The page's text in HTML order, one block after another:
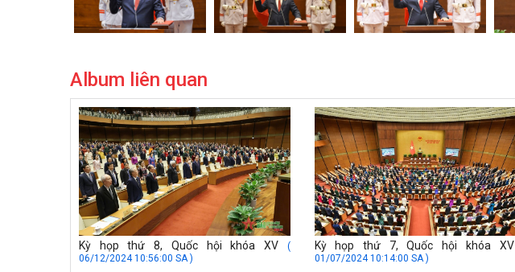
Album liên quan
Kỳ họp thứ 8, Quốc hội khóa XV (
06/12/2024 10:56:00 SA )
Kỳ họp thứ 7, Quốc hội khóa XV
01/07/2024 10:14:00 SA )